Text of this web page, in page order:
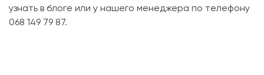
узнать в блоге или у нашего менеджера по телефону
068 149 79 87.